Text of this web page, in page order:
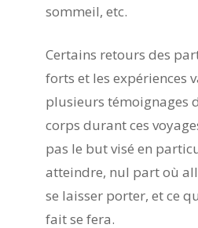
sommeil, etc.
Certains retours des
forts et les expériences
plusieurs témoignages
corps durant ces
pas le but visé en
atteindre, nul part où
se laisser porter, et ce
fait se fera.